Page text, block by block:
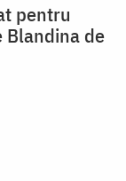
pentru
Blandina de